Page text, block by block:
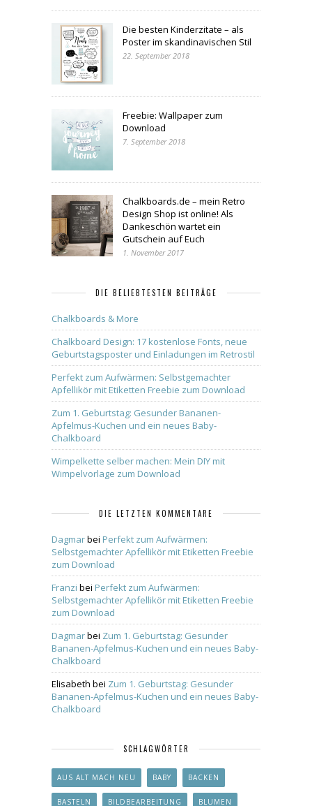
Die besten Kinderzitate – als
Poster im skandinavischen Stil
22. September 2018
Freebie: Wallpaper zum
Download
7. September 2018
Chalkboards.de – mein Retro
Design Shop ist online! Als
Dankeschön wartet ein
Gutschein auf Euch
1. November 2017
DIE BELIEBTESTEN BEITRÄGE
Chalkboards & More
Chalkboard Design: 17 kostenlose Fonts, neue
Geburtstagsposter und Einladungen im Retrostil
Perfekt zum Aufwärmen: Selbstgemachter
Apfellikör mit Etiketten Freebie zum Download
Zum 1. Geburtstag: Gesunder Bananen-
Apfelmus-Kuchen und ein neues Baby-
Chalkboard
Wimpelkette selber machen: Mein DIY mit
Wimpelvorlage zum Download
DIE LETZTEN KOMMENTARE
Dagmarbei Perfekt zum Aufwärmen:
Selbstgemachter Apfellikör mit Etiketten Freebie
zum Download
Franzi bei Perfekt zum Aufwärmen:
Selbstgemachter Apfellikör mit Etiketten Freebie
zum Download
Dagmarbei Zum 1. Geburtstag: Gesunder
Bananen-Apfelmus-Kuchen und ein neues Baby-
Chalkboard
Elisabeth bei Zum 1. Geburtstag: Gesunder
Bananen-Apfelmus-Kuchen und ein neues Baby-
Chalkboard
SCHLAGWÖRTER
AUS ALT MACH NEU BABY BACKEN
BASTELN BILDBEARBEITUNG BLUMEN